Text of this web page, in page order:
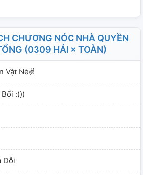
CHƯƠNG NÓC NHÀ QUYỀN
(0309 HẢI × TOÀN)
Vật Nè✌
Bối :)))
Dỗi